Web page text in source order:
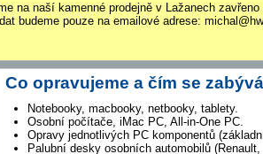
na naší kamenné prodejně v Lažanech
budeme pouze na emailové adrese:
Co opravujeme a čím se
Notebooky, macbooky, netbooky, tablety.
Osobní počítače, iMac PC, All-in-One PC.
Opravy jednotlivých PC komponentů
Palubní desky osobních automobilů